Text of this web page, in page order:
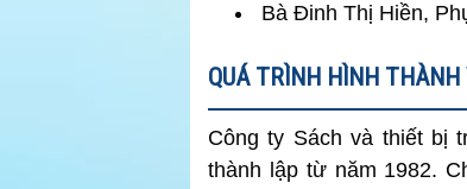
Bà Đinh Thị Hiền,
QUÁ TRÌNH HÌNH
Công ty Sách và thiết bị
thành lập từ năm 1982.